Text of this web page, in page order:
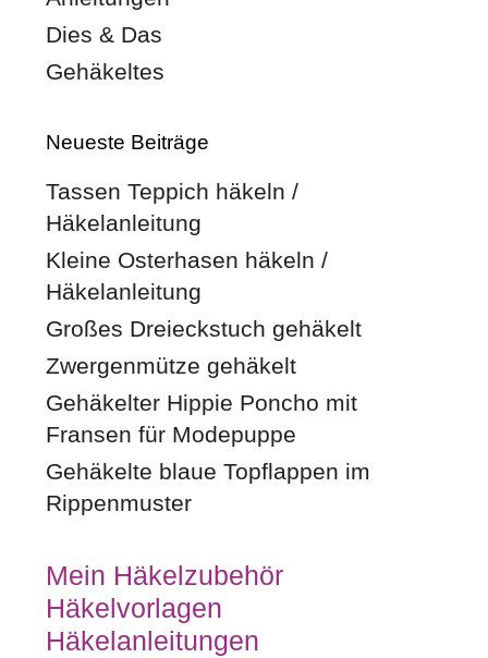
Dies & Das
Gehäkeltes
Neueste Beiträge
Tassen Teppich häkeln /
Häkelanleitung
Kleine Osterhasen häkeln /
Häkelanleitung
Großes Dreieckstuch gehäkelt
Zwergenmütze gehäkelt
Gehäkelter Hippie Poncho mit
Fransen für Modepuppe
Gehäkelte blaue Topflappen im
Rippenmuster
Mein Häkelzubehör
Häkelvorlagen
Häkelanleitungen